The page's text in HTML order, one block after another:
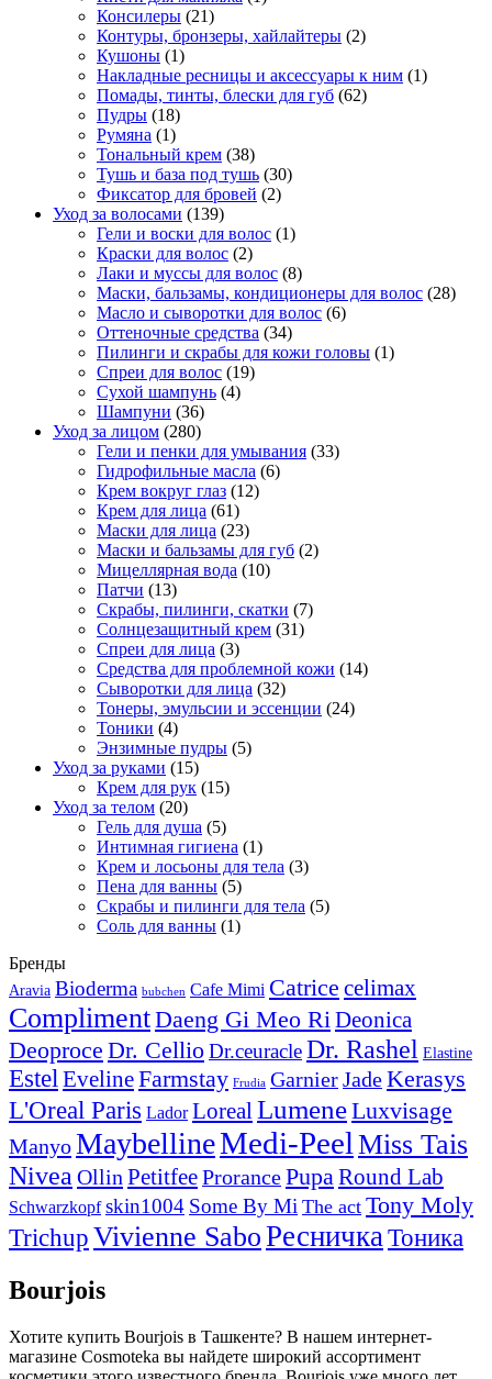
Консилеры (21)
Контуры, бронзеры, хайлайтеры (2)
Кушоны (1)
Накладные ресницы и аксессуары к ним (1)
Помады, тинты, блески для губ (62)
Пудры (18)
Румяна (1)
Тональный крем (38)
Тушь и база под тушь (30)
Фиксатор для бровей (2)
Уход за волосами (139)
Гели и воски для волос (1)
Краски для волос (2)
Лаки и муссы для волос (8)
Маски, бальзамы, кондиционеры для волос (28)
Масло и сыворотки для волос (6)
Оттеночные средства (34)
Пилинги и скрабы для кожи головы (1)
Спреи для волос (19)
Сухой шампунь (4)
Шампуни (36)
Уход за лицом (280)
Гели и пенки для умывания (33)
Гидрофильные масла (6)
Крем вокруг глаз (12)
Крем для лица (61)
Маски для лица (23)
Маски и бальзамы для губ (2)
Мицеллярная вода (10)
Патчи (13)
Скрабы, пилинги, скатки (7)
Солнцезащитный крем (31)
Спреи для лица (3)
Средства для проблемной кожи (14)
Сыворотки для лица (32)
Тонеры, эмульсии и эссенции (24)
Тоники (4)
Энзимные пудры (5)
Уход за руками (15)
Крем для рук (15)
Уход за телом (20)
Гель для душа (5)
Интимная гигиена (1)
Крем и лосьоны для тела (3)
Пена для ванны (5)
Скрабы и пилинги для тела (5)
Соль для ванны (1)
Бренды
Aravia Bioderma bubchen Cafe Mimi Catrice celimax
ComplimentDaeng Gi Meo RiDeonica
Deoproce Dr. CellioDr.ceuracleDr. Rashel Elastine
EstelEvelineFarmstay Frudia GarnierJadeKerasys
L'Oreal Paris Lador LorealLumeneLuxvisage
ManyoMaybellineMedi-Peel Miss Tais
NiveaOllin PetitfeeProrancePupaRound Lab
Schwarzkopf skin1004 Some By Mi The act Tony Moly
Trichup Vivienne SaboРесничкаТоника
Bourjois
Хотите купить Bourjois в Ташкенте? В нашем интернет-
магазине Cosmoteka вы найдете широкий ассортимент